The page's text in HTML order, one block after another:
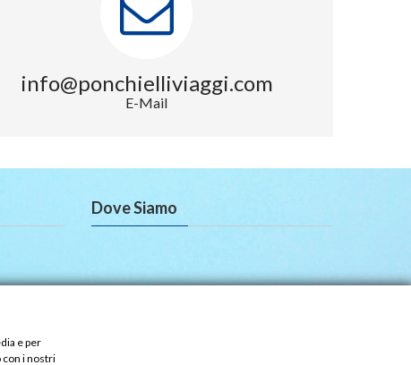
info@ponchielliviaggi.com
E-Mail
Dove Siamo
e per
i nostri